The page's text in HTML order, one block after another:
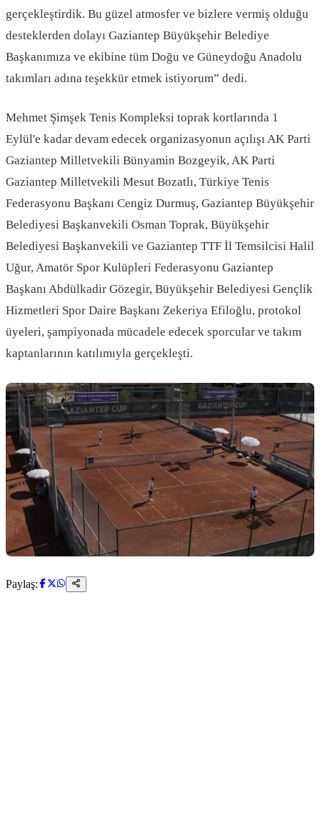
gerçekleştirdik. Bu güzel atmosfer ve bizlere vermiş olduğu
desteklerden dolayı Gaziantep Büyükşehir Belediye
Başkanımıza ve ekibine tüm Doğu ve Güneydoğu Anadolu
takımları adına teşekkür etmek istiyorum” dedi.
Mehmet Şimşek Tenis Kompleksi toprak kortlarında 1
Eylül'e kadar devam edecek organizasyonun açılışı AK Parti
Gaziantep Milletvekili Bünyamin Bozgeyik, AK Parti
Gaziantep Milletvekili Mesut Bozatlı, Türkiye Tenis
Federasyonu Başkanı Cengiz Durmuş, Gaziantep Büyükşehir
Belediyesi Başkanvekili Osman Toprak, Büyükşehir
Belediyesi Başkanvekili ve Gaziantep TTF İl Temsilcisi Halil
Uğur, Amatör Spor Kulüpleri Federasyonu Gaziantep
Başkanı Abdülkadir Gözegir, Büyükşehir Belediyesi Gençlik
Hizmetleri Spor Daire Başkanı Zekeriya Efiloğlu, protokol
üyeleri, şampiyonada mücadele edecek sporcular ve takım
kaptanlarının katılımıyla gerçekleşti.
Paylaş: